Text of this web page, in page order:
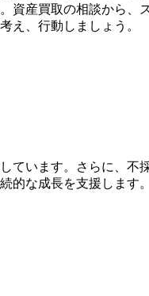
産買取の相談から
え、行動しましょう。
います。さらに、
な成長を支援しま